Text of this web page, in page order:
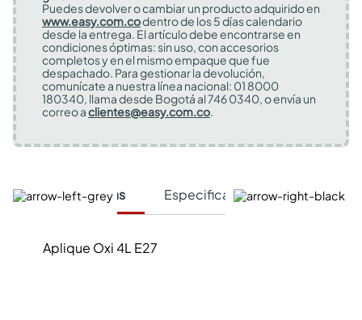
Puedes devolver o cambiar un producto adquirido en
www.easy.com.codentro de los 5 días calendario
desde la entrega. El artículo debe encontrarse en
condiciones óptimas: sin uso, con accesorios
completos y en el mismo empaque que fue
despachado. Para gestionar la devolución,
comunícate a nuestra línea nacional: 01 8000
180340, llama desde Bogotá al 746 0340, o envía un
correo aclientes@easy.com.co.
Características Especificaciones Técnicas
Aplique Oxi 4L E27